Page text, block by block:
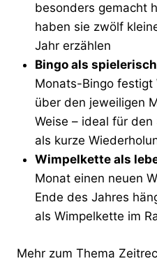
besonders gemacht
haben sie zwölf
Jahr erzählen
Bingo als
Monats-Bingo festigt
über den jeweiligen
Weise – ideal für
als kurze
Wimpelkette als
Monat einen neuen
Ende des Jahres
als Wimpelkette im
Mehr zum Thema